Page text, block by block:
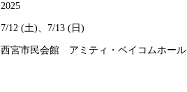
2025
7/12 (土)、7/13 (日)
西宮市民会館 アミティ・ベイコムホール